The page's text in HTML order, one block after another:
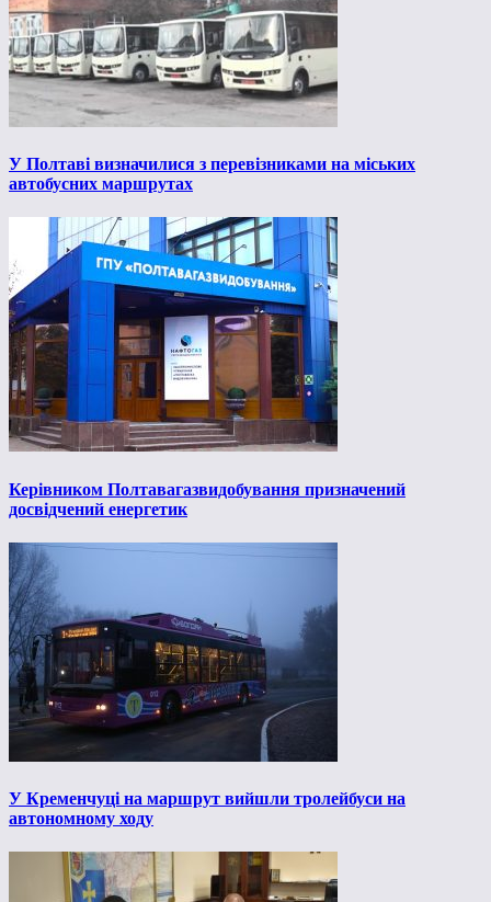
У Полтаві визначилися з перевізниками на міських
автобусних маршрутах
Керівником Полтавагазвидобування призначений
досвідчений енергетик
У Кременчуці на маршрут вийшли тролейбуси на
автономному ходу